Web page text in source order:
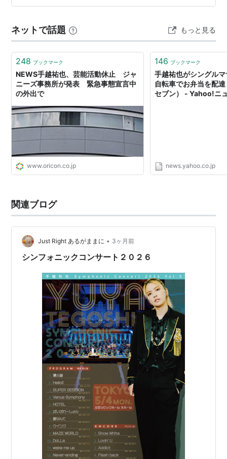
2007年3月17日公開。
日本語吹き替え版のマンブル役で声優初挑戦。（オリジ
ナル版ではイライジャ・ウッドが演じている）
「誰かが私にキスをした」
2010年3月公開。長谷川ミライ役。
「ホタルノヒカリ」
2012年初夏公開予定。冴木優役。
バラエティ
「 世界の果てまでイッテQ！
系）
「走魂」（2009/11/12〜日テレ系・終了）
「手越祐也＆城彰二の『サッカーアース』」
（2012/10/27〜日テレ系）
手越祐也のワンマンRADIO SHOW「テゴラジ
（2007/7/27〜31）グローブ座
DREAM BOYS（2009/9/4〜26）帝国劇場
（2009/10/13〜25）梅田芸術劇場
NEWS手越祐也のWhat A Wonderful Music！
（NACK5・終了）
CM（個人）
「とんがりコーン」（ハウス食品・終了）※今井翼と
待望となる手越祐也サードアルバムのリリースが、自身
CD ONLYの2形態でのリリースとなり、既に予約…
ネットで話題 もっと見る
248 ブックマーク
NEWS手越祐也、芸能活動休止 ジャ
ニーズ事務所が発表 緊急事態宣言中
の外出で
www.oricon.co.jp
146 ブックマーク
手越祐也がシングル
自転車でお弁当を配
セブン） - Yahoo!ニ
news.yahoo.co.jp
関連ブログ
Just Right あるがままに • 3ヶ月前
シンフォニックコンサート２０２６